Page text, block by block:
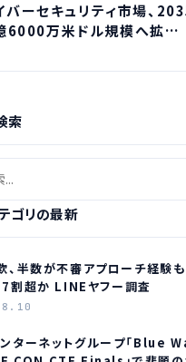
バーセキュリティ市場、
万米ドル規模へ拡大予
索
ゴリの最新
、半数が不審アプローチ経験も
7割超か LINEヤフー調査
ターネットグループ「Blue